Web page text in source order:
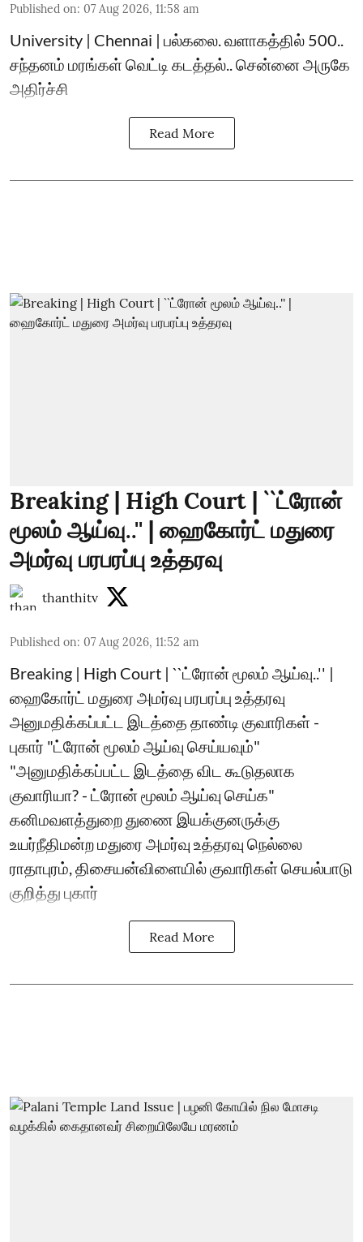
Published on: 07 Aug 2026, 11:58 am
University | Chennai | பல்கலை. வளாகத்தில் 500..
சந்தனம் மரங்கள் வெட்டி கடத்தல்.. சென்னை அருகே
அதிர்ச்சி
Read More
Breaking | High Court | ``ட்ரோன்
மூலம் ஆய்வு..'' | ஹைகோர்ட் மதுரை
அமர்வு பரபரப்பு உத்தரவு
thanthitv
Published on: 07 Aug 2026, 11:52 am
Breaking | High Court | ``ட்ரோன் மூலம் ஆய்வு..'' |
ஹைகோர்ட் மதுரை அமர்வு பரபரப்பு உத்தரவு
அனுமதிக்கப்பட்ட இடத்தை தாண்டி குவாரிகள் -
புகார் "ட்ரோன் மூலம் ஆய்வு செய்யவும்"
"அனுமதிக்கப்பட்ட இடத்தை விட கூடுதலாக
குவாரியா? - ட்ரோன் மூலம் ஆய்வு செய்க"
கனிமவளத்துறை துணை இயக்குனருக்கு
உயர்நீதிமன்ற மதுரை அமர்வு உத்தரவு நெல்லை
ராதாபுரம், திசையன்விளையில் குவாரிகள் செயல்பாடு
குறித்து புகார்
Read More